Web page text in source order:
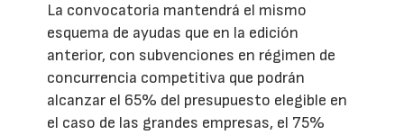
La convocatoria mantendrá el mismo
esquema de ayudas que en la edición
anterior, con subvenciones en régimen de
concurrencia competitiva que podrán
alcanzar el 65% del presupuesto elegible en
el caso de las grandes empresas, el 75%